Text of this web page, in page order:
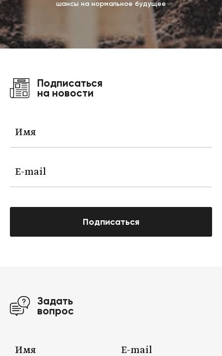
шансы на нормальное будущее
Подписаться
на новости
Подписаться
Задать
вопрос